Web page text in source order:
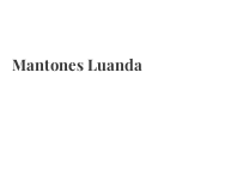
Mantones Luanda